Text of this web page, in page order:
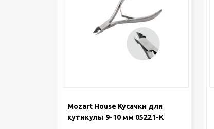
Mozart House Кусачки для
кутикулы 9-10 мм 05221-К